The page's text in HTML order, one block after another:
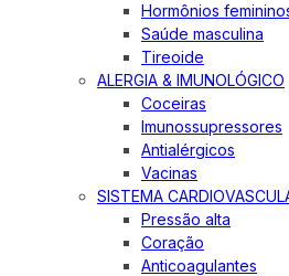
Hormônios
Saúde masculina
Tireoide
ALERGIA & IMUNOLÓGICO
Coceiras
Imunossupressores
Antialérgicos
Vacinas
SISTEMA
Pressão alta
Coração
Anticoagulantes